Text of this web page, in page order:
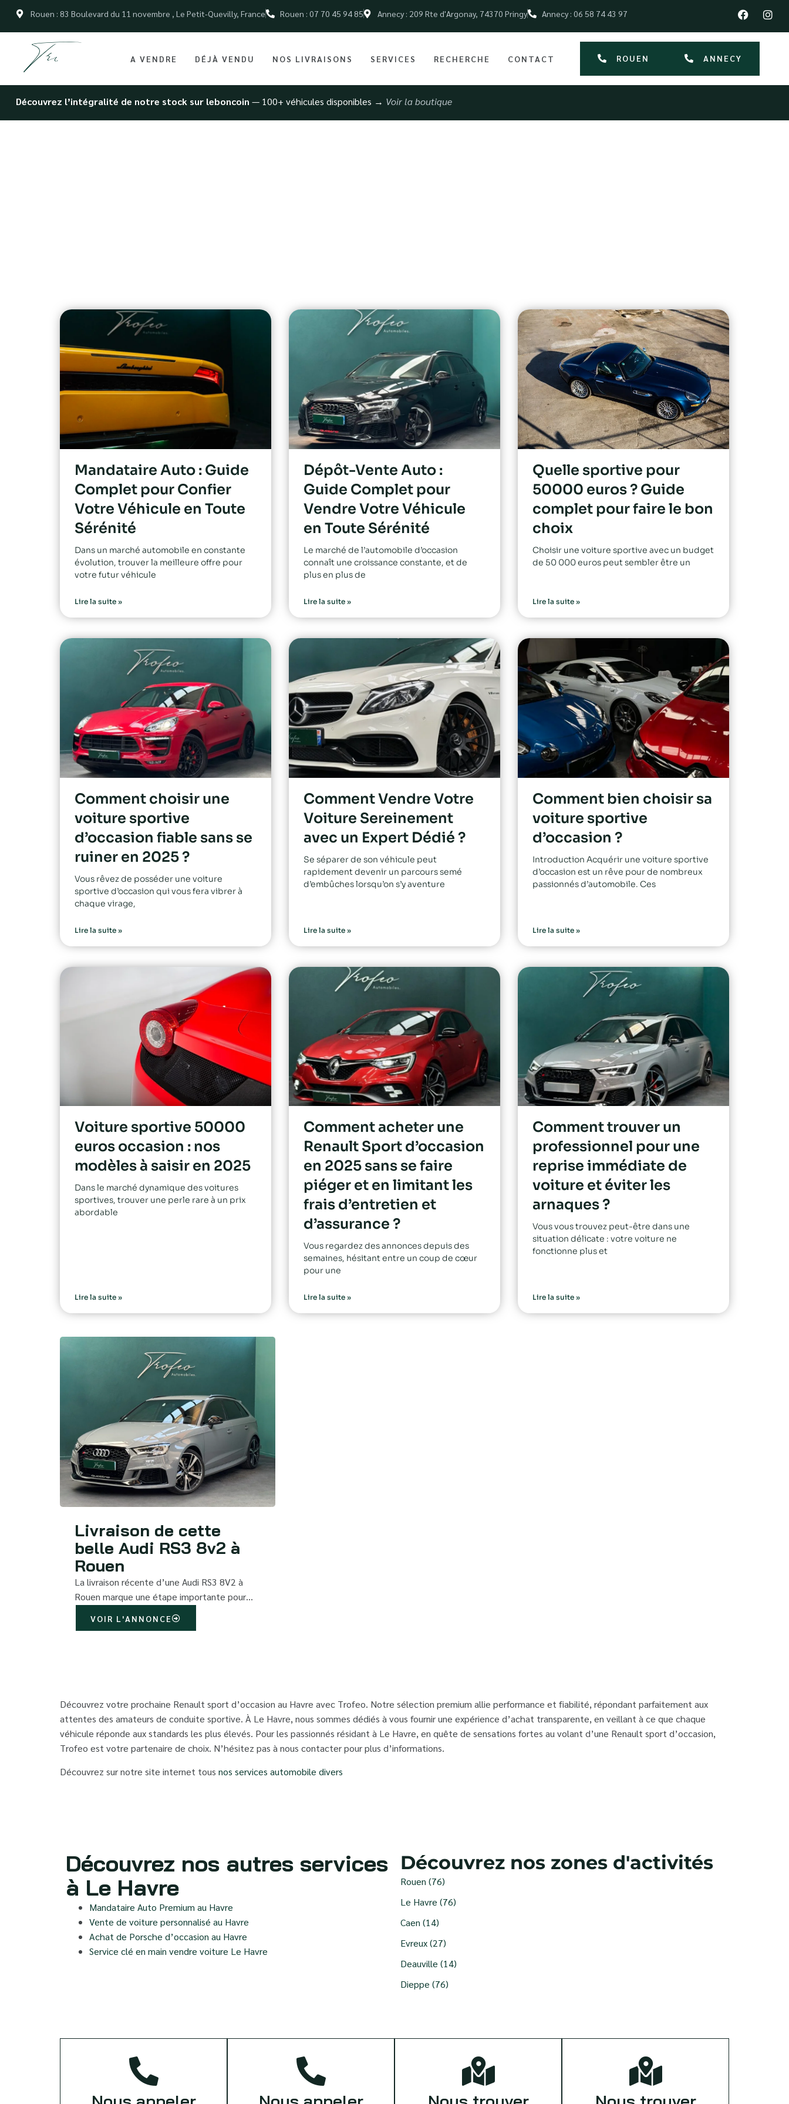
Rouen : 83 Boulevard du 11 novembre , Le Petit-Quevilly, France Rouen : 07 70 45 94 85 Annecy : 209 Rte d'Argonay, 74370 Pringy Annecy : 06 58 74 43 97
A VENDRE DÉJÀ VENDU NOS LIVRAISONS SERVICES RECHERCHE CONTACT ROUEN ANNECY
Découvrez l’intégralité de notre stock sur leboncoin — 100+ véhicules disponibles → Voir la boutique
Mandataire Auto : Guide
Complet pour Confier
Votre Véhicule en Toute
Sérénité
Dans un marché automobile en constante
évolution, trouver la meilleure offre pour
votre futur véhicule
Lire la suite »
Dépôt-Vente Auto :
Guide Complet pour
Vendre Votre Véhicule
en Toute Sérénité
Le marché de l’automobile d’occasion
connaît une croissance constante, et de
plus en plus de
Lire la suite »
Quelle sportive pour
50000 euros ? Guide
complet pour faire le bon
choix
Choisir une voiture sportive avec un budget
de 50 000 euros peut sembler être un
Lire la suite »
Comment choisir une
voiture sportive
d’occasion fiable sans se
ruiner en 2025 ?
Vous rêvez de posséder une voiture
sportive d’occasion qui vous fera vibrer à
chaque virage,
Lire la suite »
Comment Vendre Votre
Voiture Sereinement
avec un Expert Dédié ?
Se séparer de son véhicule peut
rapidement devenir un parcours semé
d’embûches lorsqu’on s’y aventure
Lire la suite »
Comment bien choisir sa
voiture sportive
d’occasion ?
Introduction Acquérir une voiture sportive
d’occasion est un rêve pour de nombreux
passionnés d’automobile. Ces
Lire la suite »
Voiture sportive 50000
euros occasion : nos
modèles à saisir en 2025
Dans le marché dynamique des voitures
sportives, trouver une perle rare à un prix
abordable
Lire la suite »
Comment acheter une
Renault Sport d’occasion
en 2025 sans se faire
piéger et en limitant les
frais d’entretien et
d’assurance ?
Vous regardez des annonces depuis des
semaines, hésitant entre un coup de cœur
pour une
Lire la suite »
Comment trouver un
professionnel pour une
reprise immédiate de
voiture et éviter les
arnaques ?
Vous vous trouvez peut-être dans une
situation délicate : votre voiture ne
fonctionne plus et
Lire la suite »
Livraison de cette
belle Audi RS3 8v2 à
Rouen
La livraison récente d’une Audi RS3 8V2 à
Rouen marque une étape importante pour…
VOIR L'ANNONCE
Découvrez votre prochaine Renault sport d’occasion au Havre avec Trofeo. Notre sélection premium allie performance et fiabilité, répondant parfaitement aux
attentes des amateurs de conduite sportive. À Le Havre, nous sommes dédiés à vous fournir une expérience d’achat transparente, en veillant à ce que chaque
véhicule réponde aux standards les plus élevés. Pour les passionnés résidant à Le Havre, en quête de sensations fortes au volant d’une Renault sport d’occasion,
Trofeo est votre partenaire de choix. N’hésitez pas à nous contacter pour plus d’informations.
Découvrez sur notre site internet tous nos services automobile divers
Découvrez nos autres services
à Le Havre
Mandataire Auto Premium au Havre
Vente de voiture personnalisé au Havre
Achat de Porsche d’occasion au Havre
Service clé en main vendre voiture Le Havre
Découvrez nos zones d'activités
Rouen (76)
Le Havre (76)
Caen (14)
Evreux (27)
Deauville (14)
Dieppe (76)